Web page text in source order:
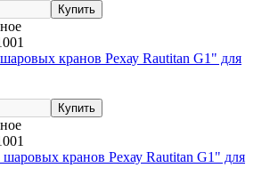
кранов Рехау Rautitan G1" для
кранов Рехау Rautitan G1" для